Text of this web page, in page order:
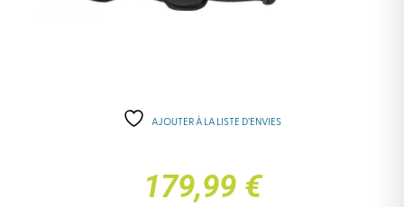
AJOUTER À LA LISTE D’ENVIES
179,99 €